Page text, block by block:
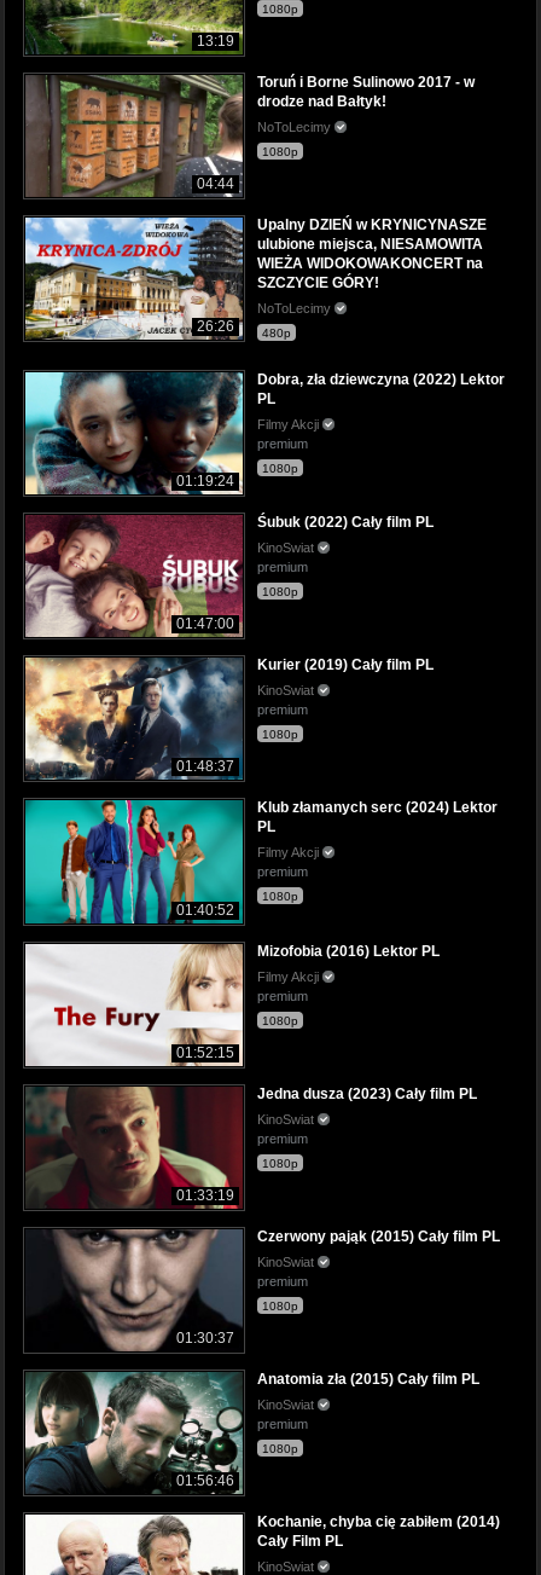
13:19
1080p
04:44
Toruń i Borne Sulinowo 2017 - w
drodze nad Bałtyk!
NoToLecimy
1080p
26:26
Upalny DZIEŃ w KRYNICYNASZE
ulubione miejsca, NIESAMOWITA
WIEŻA WIDOKOWAKONCERT na
SZCZYCIE GÓRY!
NoToLecimy
480p
01:19:24
Dobra, zła dziewczyna (2022) Lektor
PL
Filmy Akcji
premium
1080p
01:47:00
Śubuk (2022) Cały film PL
KinoSwiat
premium
1080p
01:48:37
Kurier (2019) Cały film PL
KinoSwiat
premium
1080p
01:40:52
Klub złamanych serc (2024) Lektor
PL
Filmy Akcji
premium
1080p
01:52:15
Mizofobia (2016) Lektor PL
Filmy Akcji
premium
1080p
01:33:19
Jedna dusza (2023) Cały film PL
KinoSwiat
premium
1080p
01:30:37
Czerwony pająk (2015) Cały film PL
KinoSwiat
premium
1080p
01:56:46
Anatomia zła (2015) Cały film PL
KinoSwiat
premium
1080p
Kochanie, chyba cię zabiłem (2014)
Cały Film PL
KinoSwiat